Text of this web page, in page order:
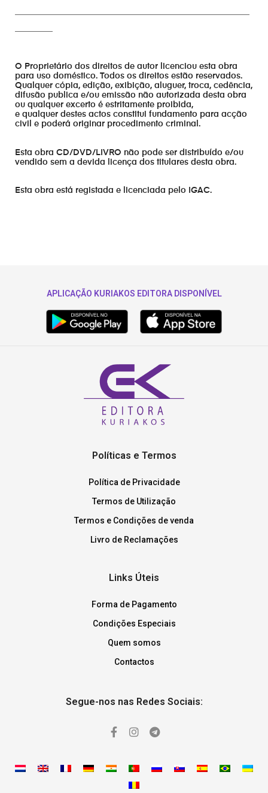
O Proprietário dos direitos de autor licenciou esta obra
para uso doméstico. Todos os direitos estão reservados.
Qualquer cópia, edição, exibição, aluguer, troca, cedência,
difusão publica e/ou emissão não autorizada desta obra
ou qualquer excerto é estritamente proibida,
e qualquer destes actos constitui fundamento para acção
civil e poderá originar procedimento criminal.
Esta obra CD/DVD/LIVRO não pode ser distribuído e/ou
vendido sem a devida licença dos titulares desta obra.
Esta obra está registada e licenciada pelo IGAC.
APLICAÇÃO KURIAKOS EDITORA DISPONÍVEL
Políticas e Termos
Política de Privacidade
Termos de Utilização
Termos e Condições de venda
Livro de Reclamações
Links Úteis
Forma de Pagamento
Condições Especiais
Quem somos
Contactos
Segue-nos nas Redes Sociais: